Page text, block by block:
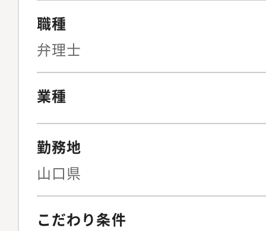
職種
弁理士
業種
勤務地
山口県
こだわり条件